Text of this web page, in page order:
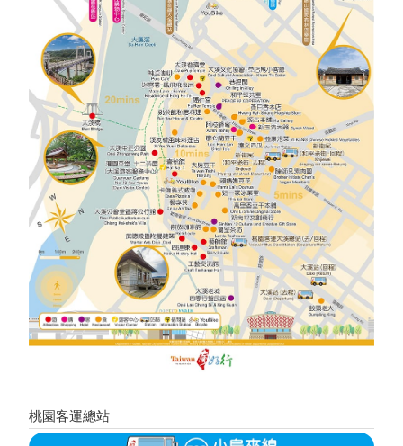
桃園客運總站